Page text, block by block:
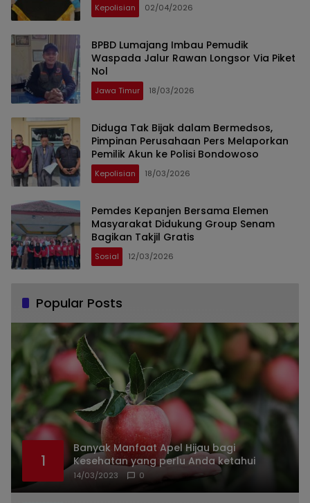
Kepolisian 02/04/2026
BPBD Lumajang Imbau Pemudik
Waspada Jalur Rawan Longsor Via Piket
Nol
Jawa Timur 18/03/2026
Diduga Tak Bijak dalam Bermedsos,
Pimpinan Perusahaan Pers Melaporkan
Pemilik Akun ke Polisi Bondowoso
Kepolisian 18/03/2026
Pemdes Kepanjen Bersama Elemen
Masyarakat Didukung Group Senam
Bagikan Takjil Gratis
Sosial 12/03/2026
Popular Posts
1
Banyak Manfaat Apel Hijau bagi
Kesehatan yang perlu Anda ketahui
14/03/2023 0